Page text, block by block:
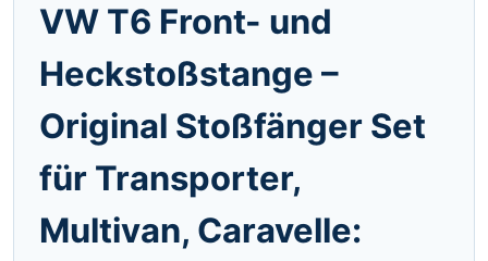
VW T6 Front- und
Heckstoßstange –
Original Stoßfänger Set
für Transporter,
Multivan, Caravelle: